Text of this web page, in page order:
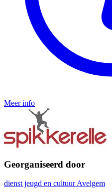
Meer info
Georganiseerd door
dienst jeugd en cultuur Avelgem